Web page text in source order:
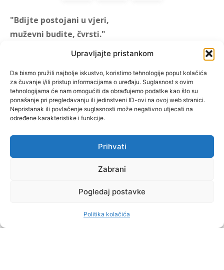
Upravljajte pristankom
Da bismo pružili najbolje iskustvo, koristimo tehnologije poput kolačića
za čuvanje i/ili pristup informacijama o uređaju. Suglasnost s ovim
tehnologijama će nam omogućiti da obrađujemo podatke kao što su
ponašanje pri pregledavanju ili jedinstveni ID-ovi na ovoj web stranici.
Nepristanak ili povlačenje suglasnosti može negativno utjecati na
određene karakteristike i funkcije.
Prihvati
Zabrani
Pogledaj postavke
Politika kolačića
"Bdijte postojani u vjeri,
muževni budite, čvrsti."
"Muževni budite" prvi je
hrvatski portal za katoličke
muškarce koji pokušava
reafirmirati u današnje
vrijeme itekako narušen
biblijski koncept muževnosti,
koji pokušavamo osvijetliti iz
više aspekata, prigodnih
rubrika i poticajnih inicijativa.